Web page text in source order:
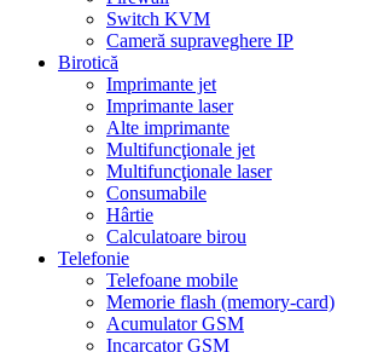
Switch KVM
Cameră supraveghere IP
Birotică
Imprimante jet
Imprimante laser
Alte imprimante
Multifuncţionale jet
Multifuncţionale laser
Consumabile
Hârtie
Calculatoare birou
Telefonie
Telefoane mobile
Memorie flash (memory-card)
Acumulator GSM
Incarcator GSM